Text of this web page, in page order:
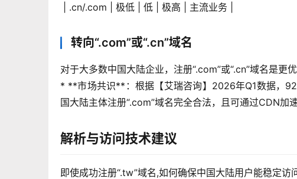
| .cn/.com | 极低 | 低 | 极高 | 主流业务 |
转向“.com”或“.cn”域名
对于大多数中国大陆企业，注册“.com”或“.cn”域名是更优
* **市场共识**：根据【艾瑞咨询】2026年Q1数据，
国大陆主体注册“.com”域名完全合法，且可通过CDN加
解析与访问技术建议
即使成功注册“.tw”域名,如何确保中国大陆用户能稳定访